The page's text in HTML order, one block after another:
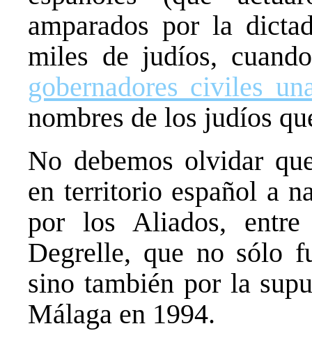
amparados por la
miles de judíos,
gobernadores civiles
nombres de los judíos
No debemos olvidar
en territorio español a
por los Aliados,
Degrelle, que no sólo
sino también por la
Málaga en 1994.